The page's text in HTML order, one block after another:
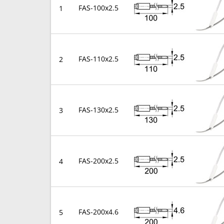
1 FAS-100x2.5
2 FAS-110x2.5
3 FAS-130x2.5
4 FAS-200x2.5
5 FAS-200x4.6